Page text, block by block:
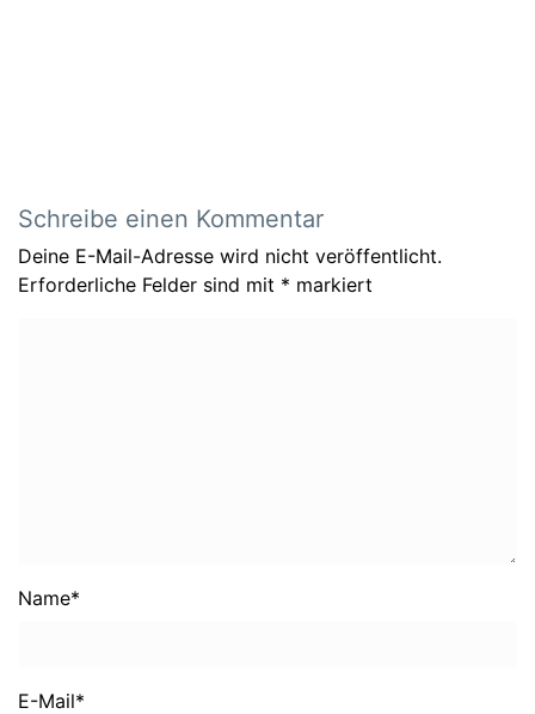
Schreibe einen Kommentar
Deine E-Mail-Adresse wird nicht veröffentlicht.
Erforderliche Felder sind mit * markiert
Name*
E-Mail*